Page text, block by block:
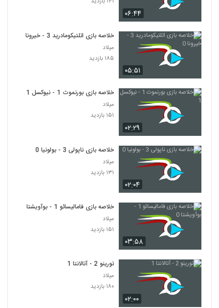
۰۶:۴۴
۰۵:۵۱
خلاصه بازی اتلتیکومادرید 3 - خیرونا 0
میلاد
۱۸۵ بازدید
۰۲:۲۹
خلاصه بازی بورنموث 1 - نیوکسل 1
میلاد
۱۵۱ بازدید
۰۲:۰۴
خلاصه بازی ناپولی 3 - بولونیا 0
میلاد
۱۳۱ بازدید
۰۳:۵۸
خلاصه بازی فامالیسائو 1 - بوآویشتا 0
میلاد
۱۵۱ بازدید
۰۲:۰۰
تورینو 2 - آتالانتا 1
میلاد
۱۸۰ بازدید